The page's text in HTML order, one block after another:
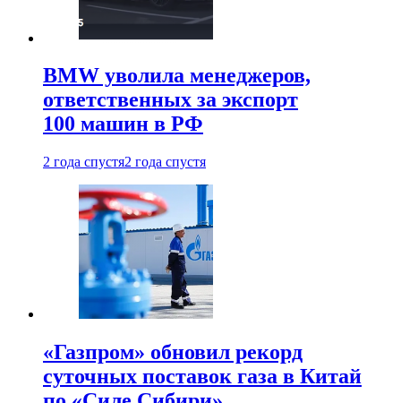
BMW уволила менеджеров,
ответственных за экспорт
100 машин в РФ
2 года спустя2 года спустя
«Газпром» обновил рекорд
суточных поставок газа в Китай